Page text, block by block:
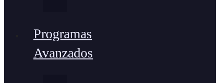
Programas
Avanzados